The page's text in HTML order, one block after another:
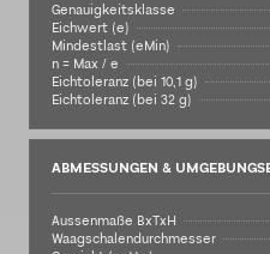
Genauigkeitsklasse
Eichwert (e)
Mindestlast (eMin)
n = Max / e
Eichtoleranz (bei 10,1 g)
Eichtoleranz (bei 32 g)
ABMESSUNGEN &
Aussenmaße BxTxH
Waagschalendurchmesser